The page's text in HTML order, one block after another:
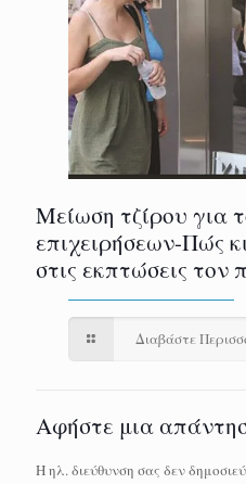
Μείωση τζίρου για
επιχειρήσεων-Πώς
στις εκπτώσεις
Διαβάστε
Αφήστε μια
Η ηλ. διεύθυνση σας δεν